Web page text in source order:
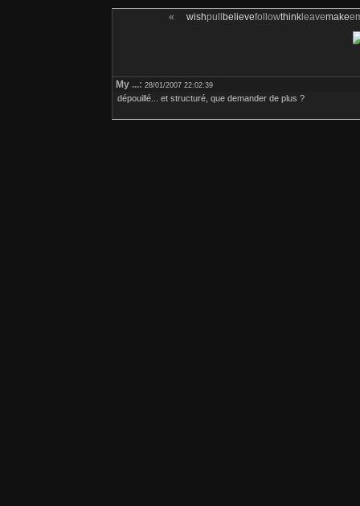
« wishpull believefollowthinkleavemake
My ...: 28/01/2007 22:02:39
dépouillé... et structuré, que demander de plus ?